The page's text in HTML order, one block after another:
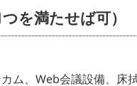
を満たせば可）
ム、Web会議設備、床